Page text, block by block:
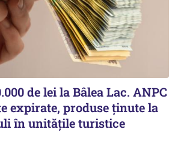
de lei la Bâlea Lac. ANPC
expirate, produse ținute la
în unitățile turistice